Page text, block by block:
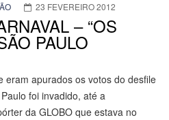
23 FEVEREIRO 2012
– “OS
PAULO
eram apurados os votos do desfile
foi invadido, até a
da GLOBO que estava no